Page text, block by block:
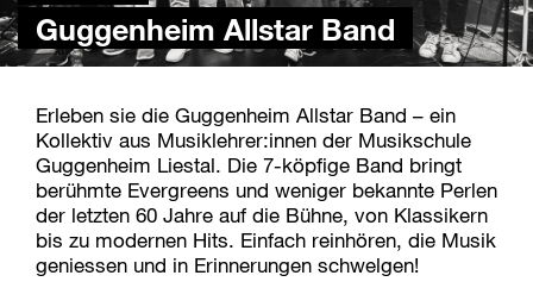
Guggenheim Allstar Band
Erleben sie die Guggenheim Allstar Band – ein
Kollektiv aus Musiklehrer:innen der Musikschule
Guggenheim Liestal. Die 7-köpfige Band bringt
berühmte Evergreens und weniger bekannte Perlen
der letzten 60 Jahre auf die Bühne, von Klassikern
bis zu modernen Hits. Einfach reinhören, die Musik
geniessen und in Erinnerungen schwelgen!